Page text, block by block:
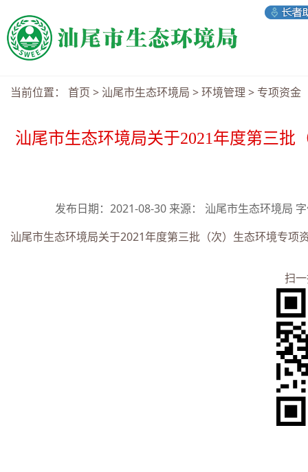
当前位置： 首页 > 汕尾市生态环境局 >环境管理 > 专项资金
汕尾市生态环境局关于2021年度第三批
发布日期：2021-08-30 来源： 汕尾市生态环境局
汕尾市生态环境局关于2021年度第三批（次）生态环境专项
扫